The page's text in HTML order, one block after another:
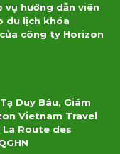
vụ hướng dẫn viên
du lịch khóa
công ty Horizon
Duy Báu, Giám
Vietnam Travel
La Route des